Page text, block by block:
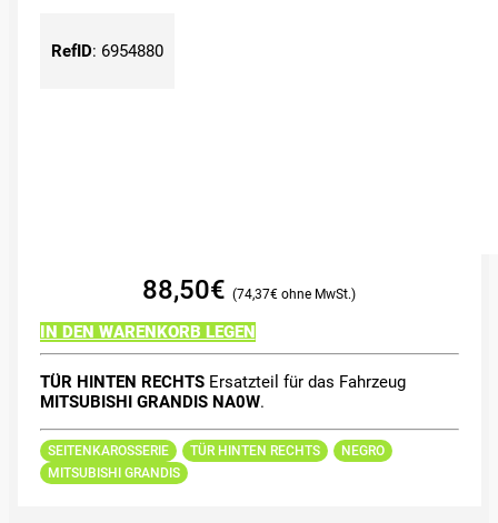
RefID: 6954880
88,50€ 74,37€
IN DEN WARENKORB LEGEN
TÜR HINTEN RECHTSErsatzteil für das Fahrzeug
MITSUBISHI GRANDIS NA0W.
SEITENKAROSSERIE TÜR HINTEN RECHTS
NEGRO
MITSUBISHI GRANDIS